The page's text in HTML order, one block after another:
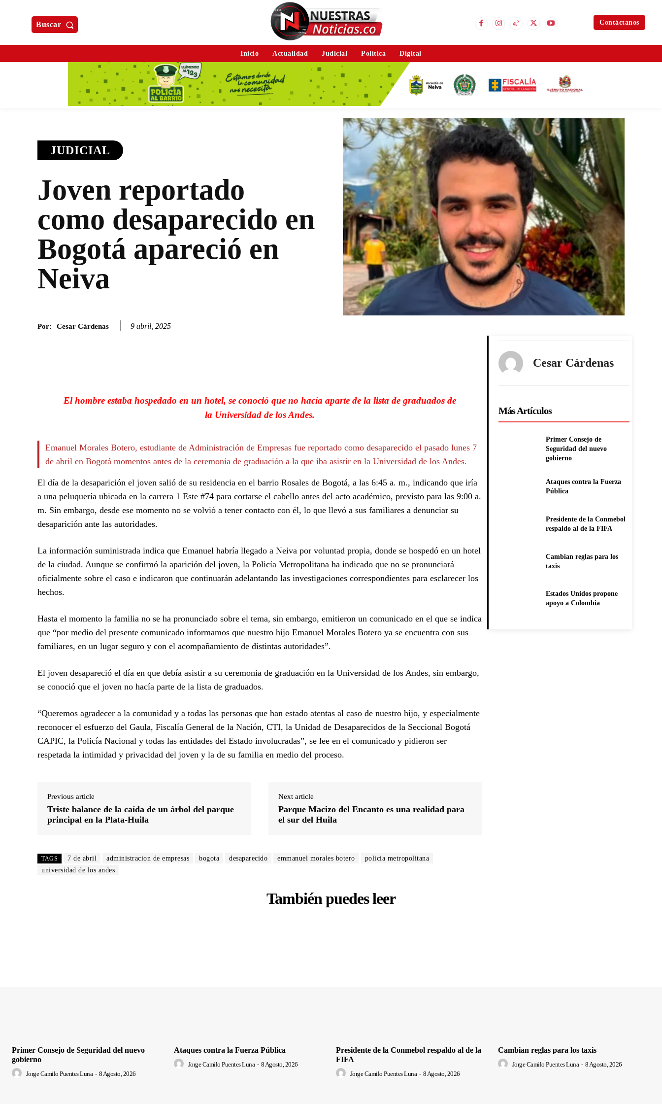
Buscar Contáctanos
Inicio Actualidad Judicial Política Digital
JUDICIAL
Joven reportado
como desaparecido en
Bogotá apareció en
Neiva
Por: Cesar Cárdenas 9 abril, 2025
El hombre estaba hospedado en un hotel, se conoció que no hacía aparte de la lista de graduados de
la Universidad de los Andes.
Emanuel Morales Botero, estudiante de Administración de Empresas fue reportado como desaparecido el pasado lunes 7
de abril en Bogotá momentos antes de la ceremonia de graduación a la que iba asistir en la Universidad de los Andes.
El día de la desaparición el joven salió de su residencia en el barrio Rosales de Bogotá, a las 6:45 a. m., indicando que iría
a una peluquería ubicada en la carrera 1 Este #74 para cortarse el cabello antes del acto académico, previsto para las 9:00 a.
m. Sin embargo, desde ese momento no se volvió a tener contacto con él, lo que llevó a sus familiares a denunciar su
desaparición ante las autoridades.
La información suministrada indica que Emanuel habría llegado a Neiva por voluntad propia, donde se hospedó en un hotel
de la ciudad. Aunque se confirmó la aparición del joven, la Policía Metropolitana ha indicado que no se pronunciará
oficialmente sobre el caso e indicaron que continuarán adelantando las investigaciones correspondientes para esclarecer los
hechos.
Hasta el momento la familia no se ha pronunciado sobre el tema, sin embargo, emitieron un comunicado en el que se indica
que “por medio del presente comunicado informamos que nuestro hijo Emanuel Morales Botero ya se encuentra con sus
familiares, en un lugar seguro y con el acompañamiento de distintas autoridades”.
El joven desapareció el día en que debía asistir a su ceremonia de graduación en la Universidad de los Andes, sin embargo,
se conoció que el joven no hacía parte de la lista de graduados.
“Queremos agradecer a la comunidad y a todas las personas que han estado atentas al caso de nuestro hijo, y especialmente
reconocer el esfuerzo del Gaula, Fiscalía General de la Nación, CTI, la Unidad de Desaparecidos de la Seccional Bogotá
CAPIC, la Policía Nacional y todas las entidades del Estado involucradas”, se lee en el comunicado y pidieron ser
respetada la intimidad y privacidad del joven y la de su familia en medio del proceso.
Previous article
Triste balance de la caída de un árbol del parque
principal en la Plata-Huila
Next article
Parque Macizo del Encanto es una realidad para
el sur del Huila
TAGS 7 de abril administracion de empresas bogota desaparecido emmanuel morales botero
policia metropolitana
universidad de los andes
Cesar Cárdenas
Más Artículos
Primer Consejo de
Seguridad del nuevo
gobierno
Ataques contra la Fuerza
Pública
Presidente de la Conmebol
respaldo al de la FIFA
Cambian reglas para los
taxis
Estados Unidos propone
apoyo a Colombia
También puedes leer
Primer Consejo de Seguridad del nuevo
gobierno
Jorge Camilo Puentes Luna - 8 Agosto, 2026
Ataques contra la Fuerza Pública
Jorge Camilo Puentes Luna - 8 Agosto, 2026
Presidente de la Conmebol respaldo al de la
FIFA
Jorge Camilo Puentes Luna - 8 Agosto, 2026
Cambian reglas para los taxis
Jorge Camilo Puentes Luna - 8 Agosto, 2026